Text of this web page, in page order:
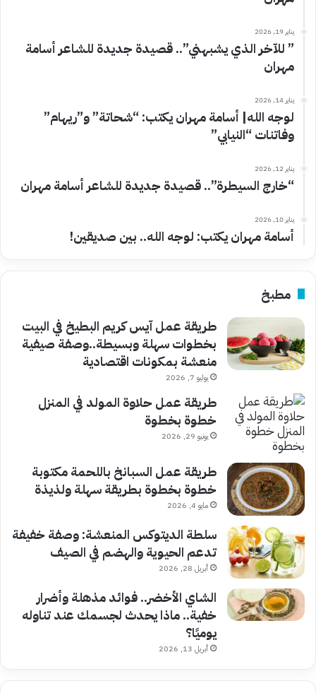
يناير 19, 2026
” للآخر الذي يشبهني”.. قصيدة جديدة للشاعر أسامة
مهران
يناير 14, 2026
لوجه الله| أسامة مهران يكتب: “شحاتة” و”ريهام”
وفاتنات “النيابي”
يناير 12, 2026
“خارج السيطرة”.. قصيدة جديدة للشاعر أسامة مهران
يناير 10, 2026
أسامة مهران يكتب: لوجه الله.. بين صديقين!
مطبخ
طريقة عمل آيس كريم البطيخ في البيت
بخطوات سهلة وبسيطة..وصفة صيفية
منعشة بمكونات اقتصادية
يوليو 7, 2026
طريقة عمل حلاوة المولد في المنزل
خطوة بخطوة
يونيو 29, 2026
طريقة عمل السبانخ باللحمة مكتوبة
خطوة بخطوة بطريقة سهلة ولذيذة
مايو 4, 2026
سلطة الديتوكس المنعشة: وصفة خفيفة
تدعم الحيوية والهضم في الصيف
أبريل 28, 2026
الشاي الأخضر.. فوائد مذهلة وأضرار
خفية.. ماذا يحدث لجسمك عند تناوله
يوميًا؟
أبريل 13, 2026